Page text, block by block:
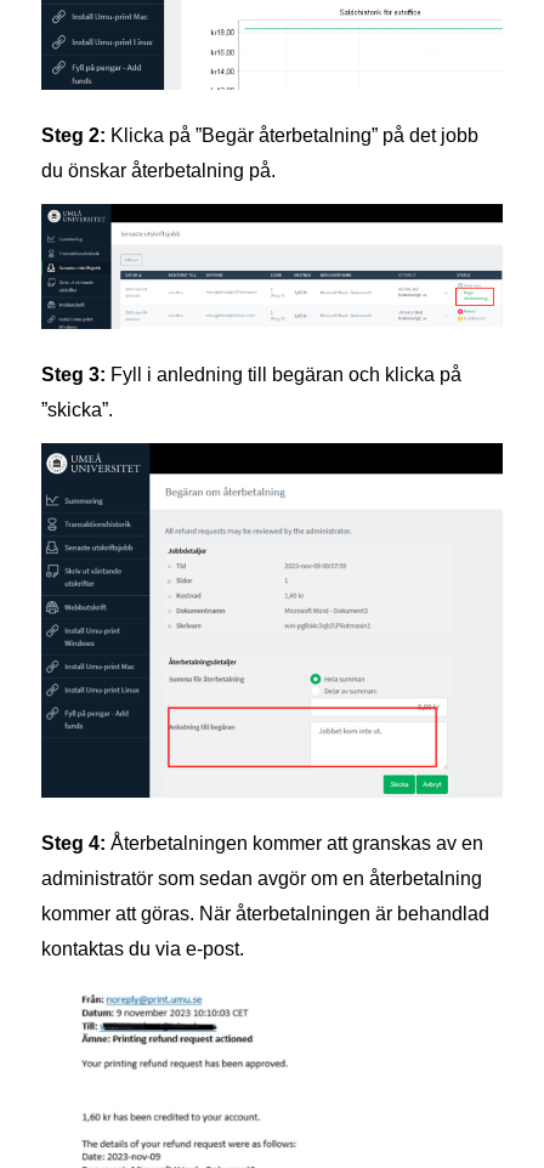
Steg 2: Klicka på ”Begär återbetalning” på det jobb
du önskar återbetalning på.
Steg 3: Fyll i anledning till begäran och klicka på
”skicka”.
Steg 4: Återbetalningen kommer att granskas av en
administratör som sedan avgör om en återbetalning
kommer att göras. När återbetalningen är behandlad
kontaktas du via e-post.